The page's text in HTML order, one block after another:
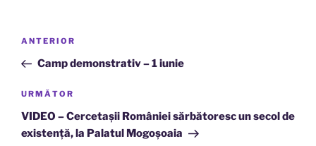
Navigare
articole
Articolul
anterior
ANTERIOR
Camp demonstrativ – 1 iunie
Articolul
următor
URMĂTOR
VIDEO – Cercetaşii României sărbătoresc un secol de
existenţă, la Palatul Mogoşoaia